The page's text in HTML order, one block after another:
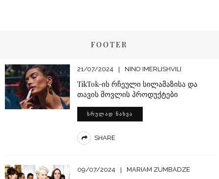
FOOTER
21/07/2024 NINO IMERLISHVILI
TikTok-ის რჩეული სილამაზისა და
თავის მოვლის პროდუქტები
ᲡᲠᲣᲚᲐᲓ ᲜᲐᲮᲕᲐ
SHARE
09/07/2024 MARIAM ZUMBADZE